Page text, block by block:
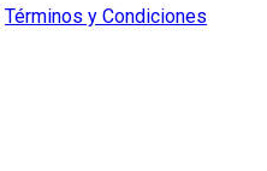
Términos y Condiciones